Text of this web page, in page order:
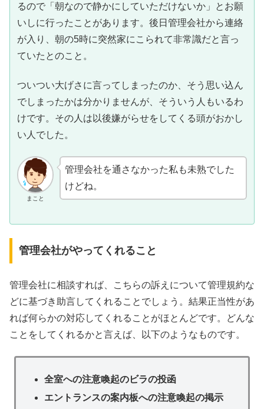
るので「朝なので静かにしていただけないか」とお願
いしに行ったことがあります。後日管理会社から連絡
が入り、朝の5時に突然家にこられて非常識だと言っ
ていたとのこと。
ついつい大げさに言ってしまったのか、そう思い込ん
でしまったかは分かりませんが、そういう人もいるわ
けです。その人は以後嫌がらせをしてくる頭がおかし
い人でした。
まこと
管理会社を通さなかった私も未熟でした
けどね。
管理会社がやってくれること
管理会社に相談すれば、こちらの訴えについて管理規約な
どに基づき助言してくれることでしょう。結果正当性があ
れば何らかの対応してくれることがほとんどです。どんな
ことをしてくれるかと言えば、以下のようなものです。
全室への注意喚起のビラの投函
エントランスの案内板への注意喚起の掲示